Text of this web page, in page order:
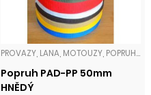
PROVAZY, LANA, MOTOUZY, POPRUHY
Popruh PAD-PP 50mm
HNĚDÝ